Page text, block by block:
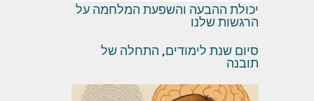
יכולת ההבעה והשפעת המלחמה על
הרגשות שלנו
סיום שנת לימודים, התחלה של
תובנה